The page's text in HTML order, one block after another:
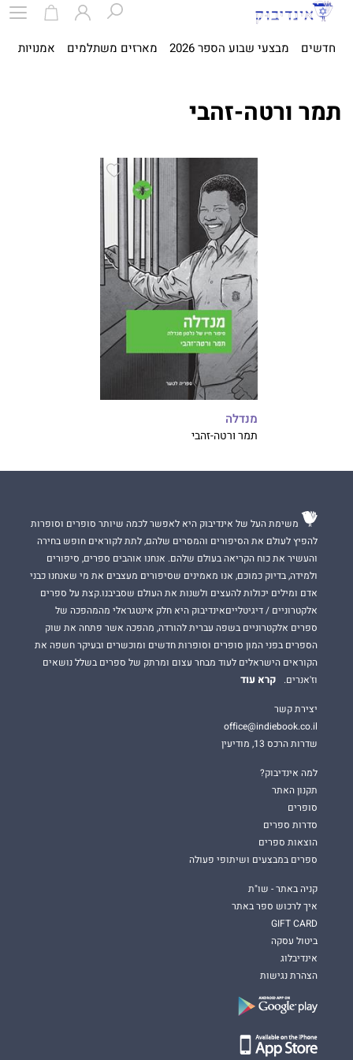
חדשים מבצעי שבוע הספר 2026 מארזים משתלמים אמנויות
תמר ורטה-זהבי
מנדלה
תמר ורטה-זהבי
משימת העל של אינדיבוק היא לאפשר לכמה שיותר סופרים וסופרות
להפיץ לעולם את הסיפורים והמסרים שלהם, לתת לקוראים חופש בחירה
והעשיר את כוח הקריאה בעולם שלהם. אנחנו אוהבים ספרים, סיפורים
ולמידה, בדיוק כמוכם, אנו מאמינים שסיפורים מעצבים את מי שאנחנו כבני
אדם ומילים יכולות להעצים ולשנות את העולם שסביבנו.קצת על ספרים
אלקטרוניים / דיגיטלייםאינדיבוק היא חלק אינטגראלי מהמהפכה של
ספרים אלקטרוניים בשפה עברית להורדה, מהפכה אשר פתחה את שוק
הספרים בפני המון סופרים וסופרות חדשים ומוכשרים ובעיקר חשפה את
הקוראים הישראלים לעוד מבחר עצום ומרתק של ספרים בשלל נושאים
וז'אנרים.
קרא עוד
יצירת קשר
office@indiebook.co.il
שדרות הרכס 13, מודיעין
למה אינדיבוק?
תקנון האתר
סופרים
סדרות ספרים
הוצאות ספרים
ספרים במבצעים ושיתופי פעולה
קניה באתר - שו"ת
איך לרכוש ספר באתר
GIFT CARD
ביטול עסקה
אינדיבלוג
הצהרת נגישות